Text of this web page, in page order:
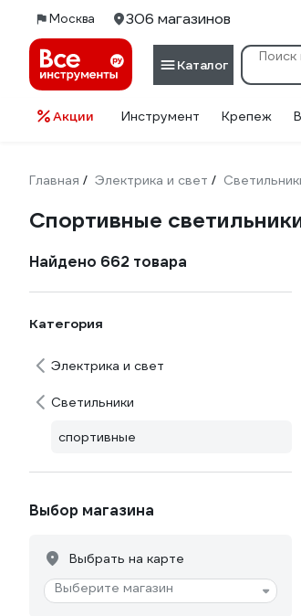
Москва 306 магазинов
Каталог
Акции Инструмент Крепеж
Главная / Электрика и свет /
Спортивные
Найдено 662 товара
Категория
Электрика и свет
Светильники
спортивные
Выбор магазина
Выбрать на карте
Выберите магазин